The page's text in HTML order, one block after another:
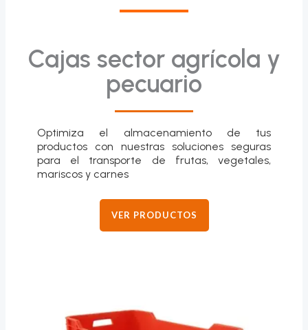
Cajas sector agrícola y
pecuario
Optimiza el almacenamiento de tus
productos con nuestras soluciones seguras
para el transporte de frutas, vegetales,
mariscos y carnes
VER PRODUCTOS